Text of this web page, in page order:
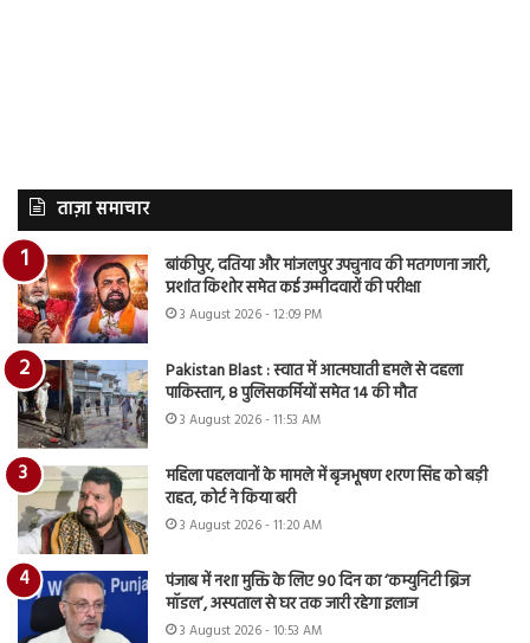
ताज़ा समाचार
बांकीपुर, दतिया और मांजलपुर उपचुनाव की मतगणना जारी,
प्रशांत किशोर समेत कई उम्मीदवारों की परीक्षा
3 August 2026 - 12:09 PM
Pakistan Blast : स्वात में आत्मघाती हमले से दहला
पाकिस्तान, 8 पुलिसकर्मियों समेत 14 की मौत
3 August 2026 - 11:53 AM
महिला पहलवानों के मामले में बृजभूषण शरण सिंह को बड़ी
राहत, कोर्ट ने किया बरी
3 August 2026 - 11:20 AM
पंजाब में नशा मुक्ति के लिए 90 दिन का ‘कम्युनिटी ब्रिज
मॉडल’, अस्पताल से घर तक जारी रहेगा इलाज
3 August 2026 - 10:53 AM